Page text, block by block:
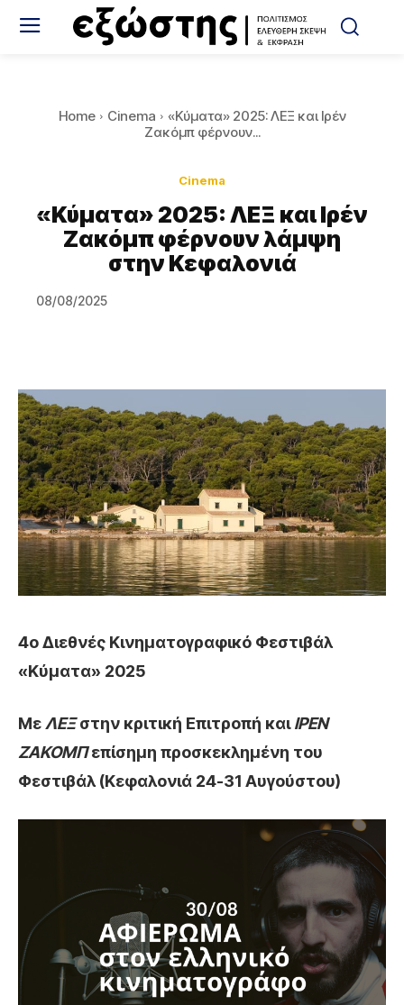
Home Cinema
«Κύματα» 2025: ΛΕΞ και Ιρέν
Ζακόμπ φέρνουν...
Cinema
«Κύματα» 2025: ΛΕΞ και Ιρέν
Ζακόμπ φέρνουν λάμψη
στην Κεφαλονιά
08/08/2025
4ο Διεθνές Κινηματογραφικό Φεστιβάλ
«Κύματα» 2025
Mε ΛΕΞ στην κριτική Επιτροπή καιΙΡΕΝ
ΖΑΚΟΜΠεπίσημη προσκεκλημένη του
Φεστιβάλ (Κεφαλονιά 24-31 Αυγούστου)